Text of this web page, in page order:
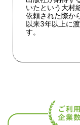
いたという大村
依頼された際か
以来3年以上に
す。